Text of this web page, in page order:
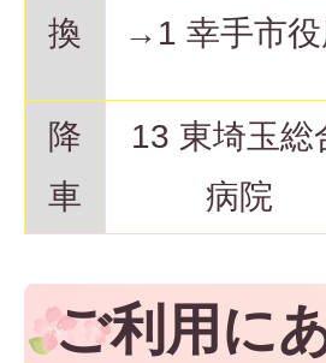
換
→1 幸手市役
降
車
13 東埼玉総
病院
ご利用に